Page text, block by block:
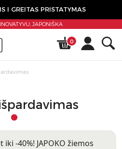
I GREITAS PRISTATYMAS
JAPONIŠKA
0
iki -40%! JAPOKO žiemos